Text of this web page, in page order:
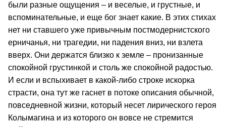
были разные ощущения – и веселые, и грустные, и
вспоминательные, и еще бог знает какие. В этих стихах
нет ни ставшего уже привычным постмодернистского
ерничанья, ни трагедии, ни падения вниз, ни взлета
вверх. Они держатся близко к земле – пронизанные
спокойной грустинкой и столь же спокойной радостью.
И если и вспыхивает в какой‑либо строке искорка
страсти, она тут же гаснет в потоке описания обычной,
повседневной жизни, который несет лирического героя
Колымагина и из которого он вовсе не стремится